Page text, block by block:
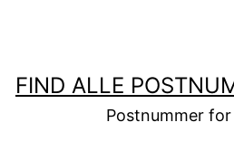
FIND ALLE
Postnummer